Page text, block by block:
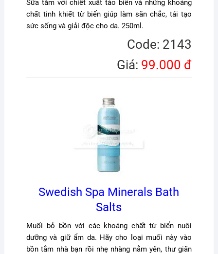
Sữa tắm với chiết xuất tảo biển và những khoáng
chất tinh khiết từ biển giúp làm săn chắc, tái tạo
sức sống và giải độc cho da. 250ml.
Code: 2143
Giá: 99.000 đ
Swedish Spa Minerals Bath
Salts
Muối bỏ bồn với các khoáng chất từ biển nuôi
dưỡng và giữ ẩm da. Hãy cho loại muối này vào
bồn tắm nhà bạn rồi nhẹ nhàng nằm yên, thư giãn